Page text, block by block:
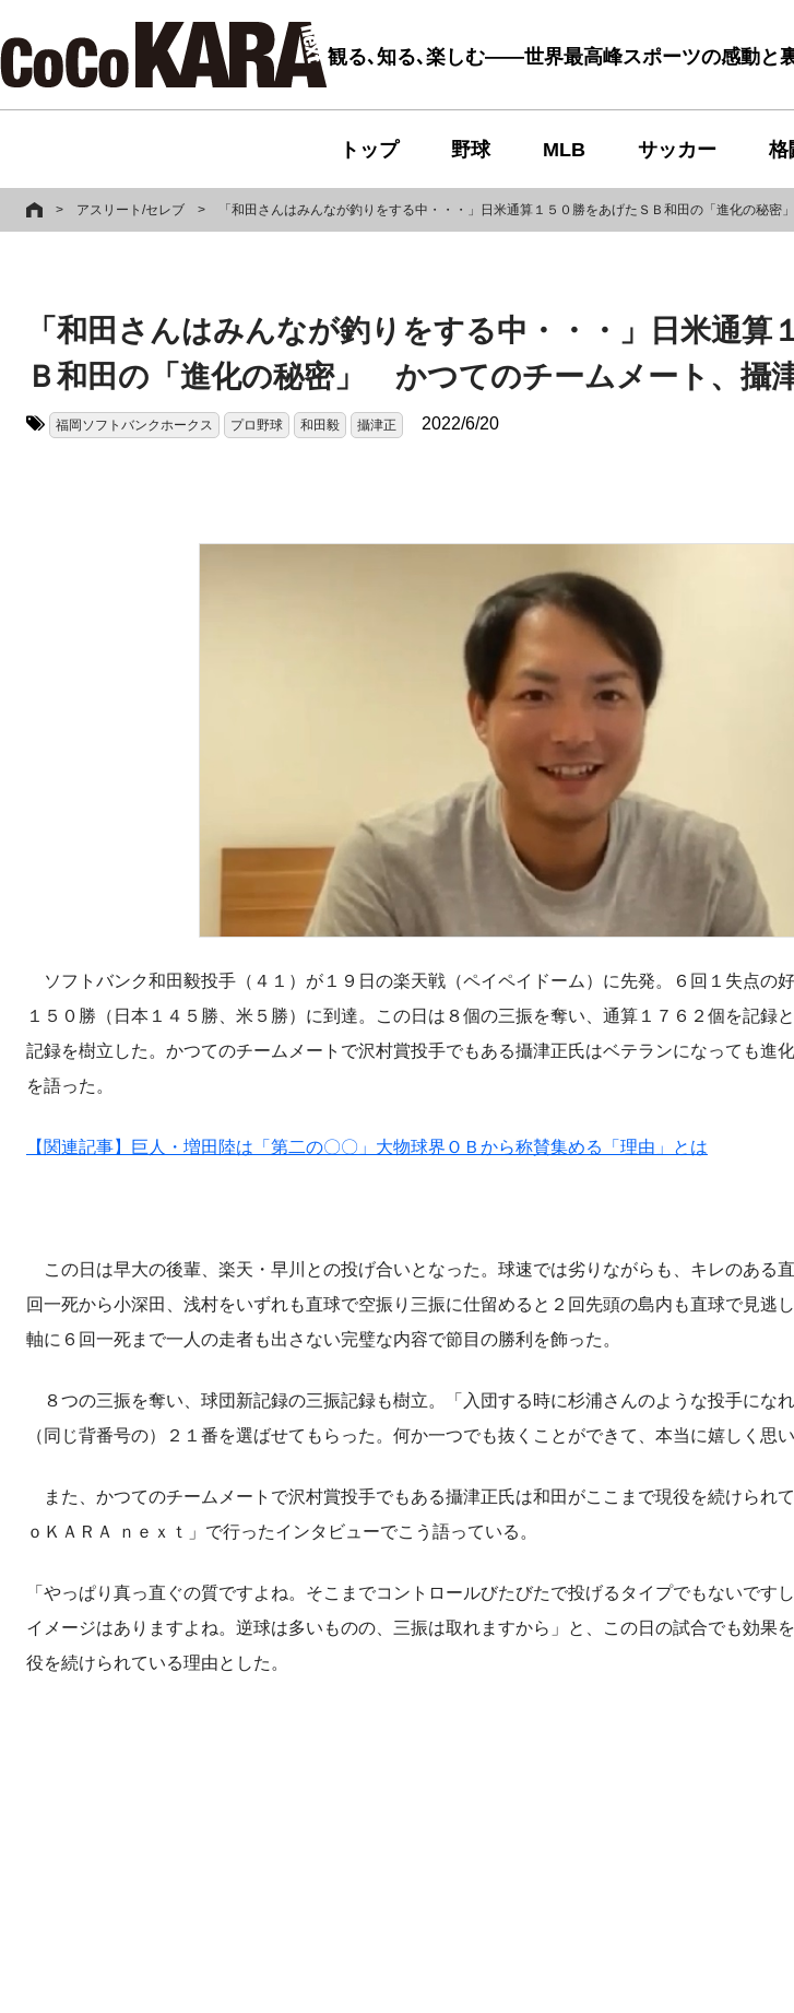
観る､知る､楽しむ――世界最高峰スポーツの感動と
トップ 野球 MLB サッカー 格
> アスリート/セレブ > 「和田さんはみんなが釣りをする中・・・」日米通算１５０勝をあげたＳＢ和田の「進化の秘
「和田さんはみんなが釣りをする中・・・」日米通算
Ｂ和田の「進化の秘密」 かつてのチームメート、攝
福岡ソフトバンクホークス プロ野球 和田毅 攝津正 2022/6/20
ソフトバンク和田毅投手（４１）が１９日の楽天戦（ペイペイドーム）に先発。６回１失点の
１５０勝（日本１４５勝、米５勝）に到達。この日は８個の三振を奪い、通算１７６２個を記録
記録を樹立した。かつてのチームメートで沢村賞投手でもある攝津正氏はベテランになっても進
を語った。
【関連記事】巨人・増田陸は「第二の〇〇」大物球界ＯＢから称賛集める「理由」とは
この日は早大の後輩、楽天・早川との投げ合いとなった。球速では劣りながらも、キレのある
回一死から小深田、浅村をいずれも直球で空振り三振に仕留めると２回先頭の島内も直球で見逃
軸に６回一死まで一人の走者も出さない完璧な内容で節目の勝利を飾った。
８つの三振を奪い、球団新記録の三振記録も樹立。「入団する時に杉浦さんのような投手にな
（同じ背番号の）２１番を選ばせてもらった。何か一つでも抜くことができて、本当に嬉しく思
また、かつてのチームメートで沢村賞投手でもある攝津正氏は和田がここまで現役を続けられ
ｏＫＡＲＡ ｎｅｘｔ」で行ったインタビューでこう語っている。
「やっぱり真っ直ぐの質ですよね。そこまでコントロールびたびたで投げるタイプでもないです
イメージはありますよね。逆球は多いものの、三振は取れますから」と、この日の試合でも効果
役を続けられている理由とした。